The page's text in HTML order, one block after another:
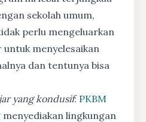
sekolah umum,
perlu mengeluarkan
untuk menyelesaikan
dan tentunya bisa
yang kondusif: PKBM
menyediakan lingkungan